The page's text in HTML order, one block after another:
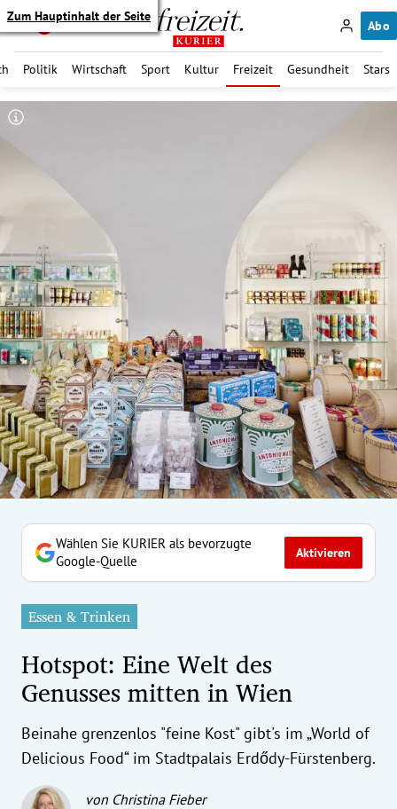
Zum Hauptinhalt der Seite
Abo
Politik Wirtschaft Sport Kultur Freizeit Gesundheit Stars
Untermenü
Untermenü
Untermenü
Untermenü
Untermenü
Untermenü
Untermenü
Untermenü
Untermenü
Wählen Sie KURIER als bevorzugte
Google-Quelle
Aktivieren
Essen & Trinken
Hotspot: Eine Welt des
Genusses mitten in Wien
Beinahe grenzenlos "feine Kost" gibt's im „World of
Delicious Food“ im Stadtpalais Erdődy-Fürstenberg.
von Christina Fieber